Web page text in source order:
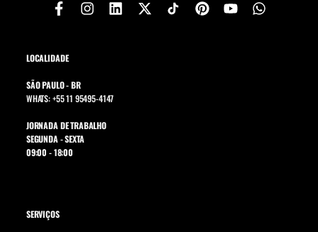
LOCALIDADE
SÃO PAULO - BR
WHATS: +55 11 95495-4147
JORNADA DE TRABALHO
SEGUNDA - SEXTA
09:00 - 18:00
SERVIÇOS